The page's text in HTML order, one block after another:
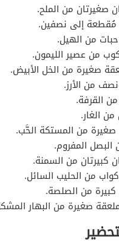
التحضير
التحضير
التحضير
التحضير
صغيرتان من الملح.
مُقطعة إلى نصفين.
من الهيل.
من عصير الليمون.
صغيرة من الخل الأبيض.
من الأرز.
القرفة.
الغار.
من المستكة الحَّب.
البصل المفروم.
كبيرتان من السمنة.
من الحليب السائل.
من الصلصة.
صغيرة من البهار